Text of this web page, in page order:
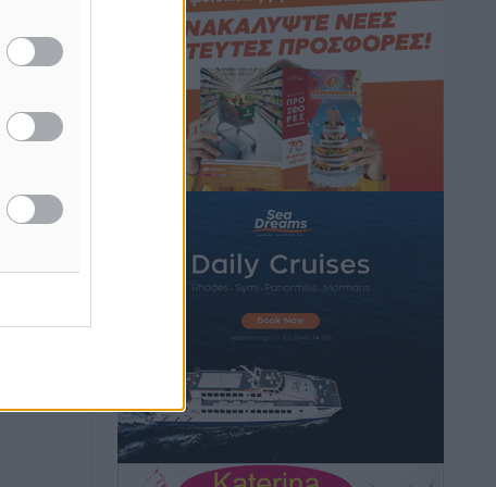
Hotels – Χατζηλαζάρου – Προχωρά
καινούργιο ξενοδοχείο στην Κω
Τοπικές Ειδήσεις• πριν 9 ώρες
Αυτοκίνητο μπήκε παράνομα σε
μονόδρομο στο Μαστιχάρι –
Αναποδογύρισε όχημα με μητέρα και
πριν 9 ώρες
“Η Ευρώπη αντιμετώπιζε το
προσφυγικό σαν ταινία τρόμου” – Η
συγκλονιστική μαρτυρία της Χαρούλας
Γιασιράνη στον RV για τα γεγονότα που
οδήγησαν στο Σύμφωνο της Λέρου
Τοπικές Ειδήσεις• πριν 9 ώρες
Συναυλία με τον Γιάννη Κότσιρα στις